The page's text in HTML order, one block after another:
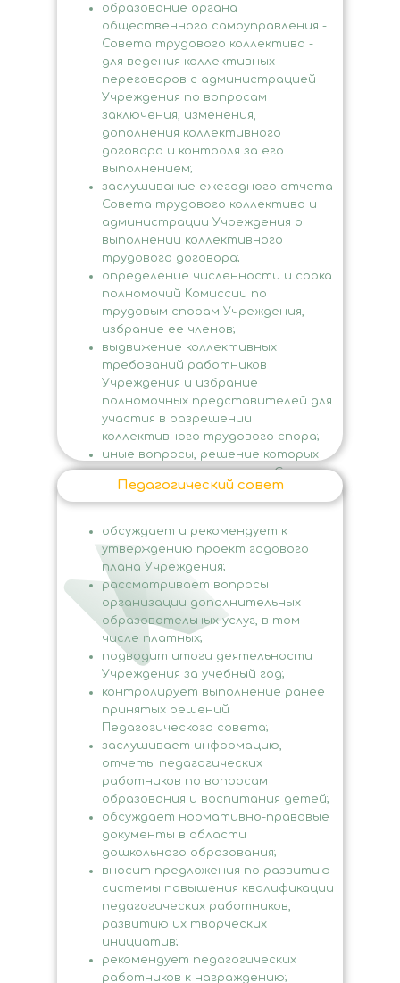
образование органа
общественного самоуправления -
Совета трудового коллектива -
для ведения коллективных
переговоров с администрацией
Учреждения по вопросам
заключения, изменения,
дополнения коллективного
договора и контроля за его
выполнением;
заслушивание ежегодного отчета
Совета трудового коллектива и
администрации Учреждения о
выполнении коллективного
трудового договора;
определение численности и срока
полномочий Комиссии по
трудовым спорам Учреждения,
избрание ее членов;
выдвижение коллективных
требований работников
Учреждения и избрание
полномочных представителей для
участия в разрешении
коллективного трудового спора;
иные вопросы, решение которых
отнесено к компетенции Совета
трудового коллектива в
соответствии с действующим
законодательством.
Педагогический совет
обсуждает и рекомендует к
утверждению проект годового
плана Учреждения;
рассматривает вопросы
организации дополнительных
образовательных услуг, в том
числе платных;
подводит итоги деятельности
Учреждения за учебный год;
контролирует выполнение ранее
принятых решений
Педагогического совета;
заслушивает информацию,
отчеты педагогических
работников по вопросам
образования и воспитания детей;
обсуждает нормативно-правовые
документы в области
дошкольного образования;
вносит предложения по развитию
системы повышения квалификации
педагогических работников,
развитию их творческих
инициатив;
рекомендует педагогических
работников к награждению;